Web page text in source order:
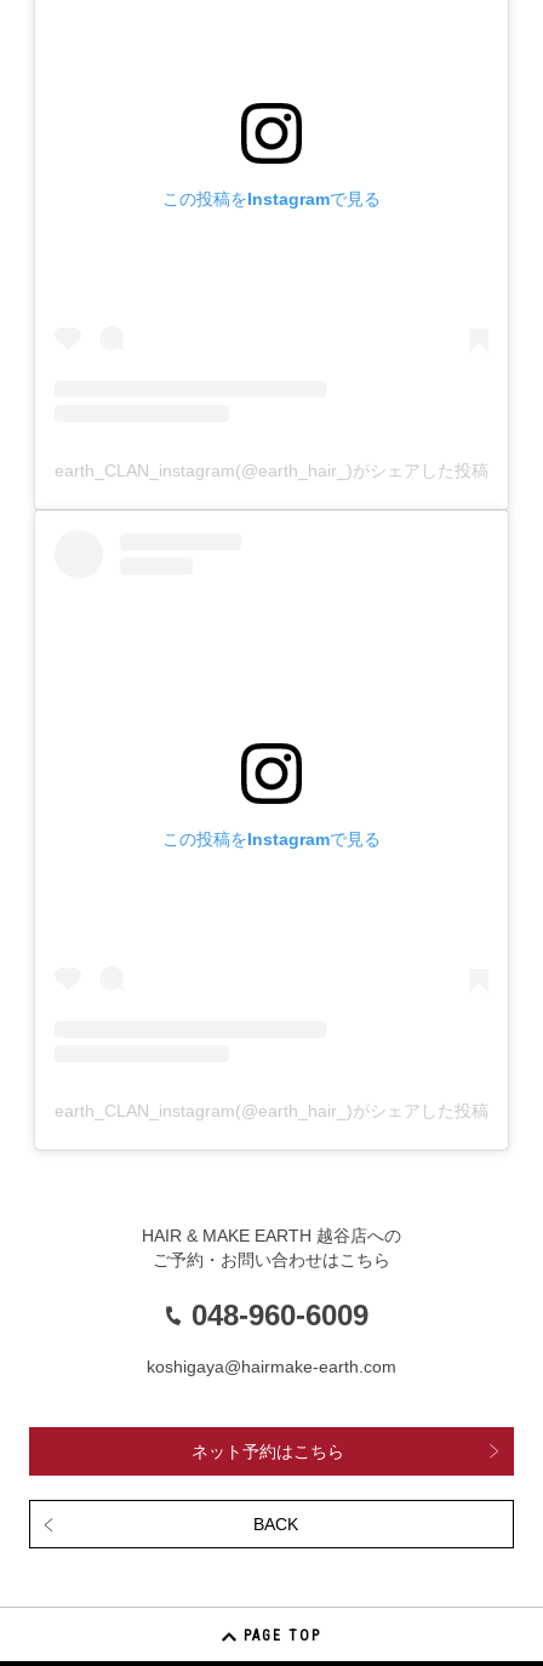
この投稿をInstagramで見る
earth_CLAN_instagram(@earth_hair_)がシェアした投稿
この投稿をInstagramで見る
earth_CLAN_instagram(@earth_hair_)がシェアした投稿
HAIR & MAKE EARTH 越谷店への
ご予約・お問い合わせはこちら
048-960-6009
koshigaya@hairmake-earth.com
ネット予約はこちら
BACK
PAGE TOP